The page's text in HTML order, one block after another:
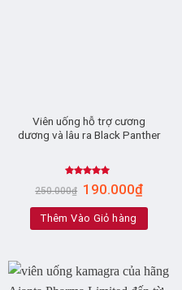
Viên uống hỗ trợ cương
dương và lâu ra Black Panther
Rated 4.93
out of 5
250.000₫ 190.000₫
Thêm Vào Giỏ hàng